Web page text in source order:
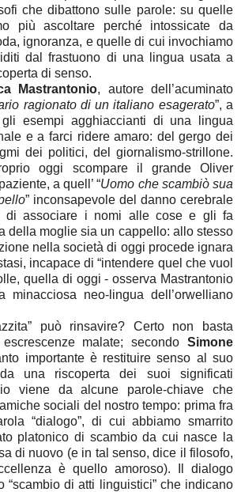
che dibattono sulle parole: su quelle
più ascoltare perché intossicate da
ignoranza, e quelle di cui invochiamo
dal frastuono di una lingua usata a
di senso.
Mastrantonio, autore dell’acuminato
ragionato di un italiano esagerato”, a
esempi agghiaccianti di una lingua
e a farci ridere amaro: del gergo dei
dei politici, del giornalismo-strillone.
oggi scompare il grande Oliver
a quell’ “Uomo che scambiò sua
” inconsapevole del danno cerebrale
di associare i nomi alle cose e gli fa
della moglie sia un cappello: allo stesso
nella società di oggi procede ignara
incapace di “intendere quel che vuol
quella di oggi - osserva Mastrantonio
neo-lingua dell’orwelliano
può rinsavire? Certo non basta
malate; secondo Simone
importante è restituire senso al suo
una riscoperta dei suoi significati
viene da alcune parole-chiave che
sociali del nostro tempo: prima fra
“dialogo”, di cui abbiamo smarrito
platonico di scambio da cui nasce la
di nuovo (e in tal senso, dice il filosofo,
è quello amoroso). Il dialogo
“scambio di atti linguistici” che indicano